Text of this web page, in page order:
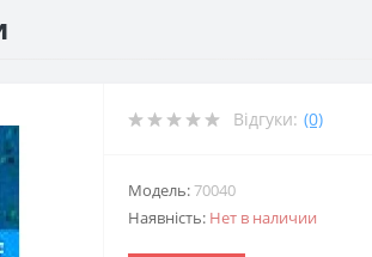
Відгуки: (0)
Модель:70040
Наявність: Нет в наличии